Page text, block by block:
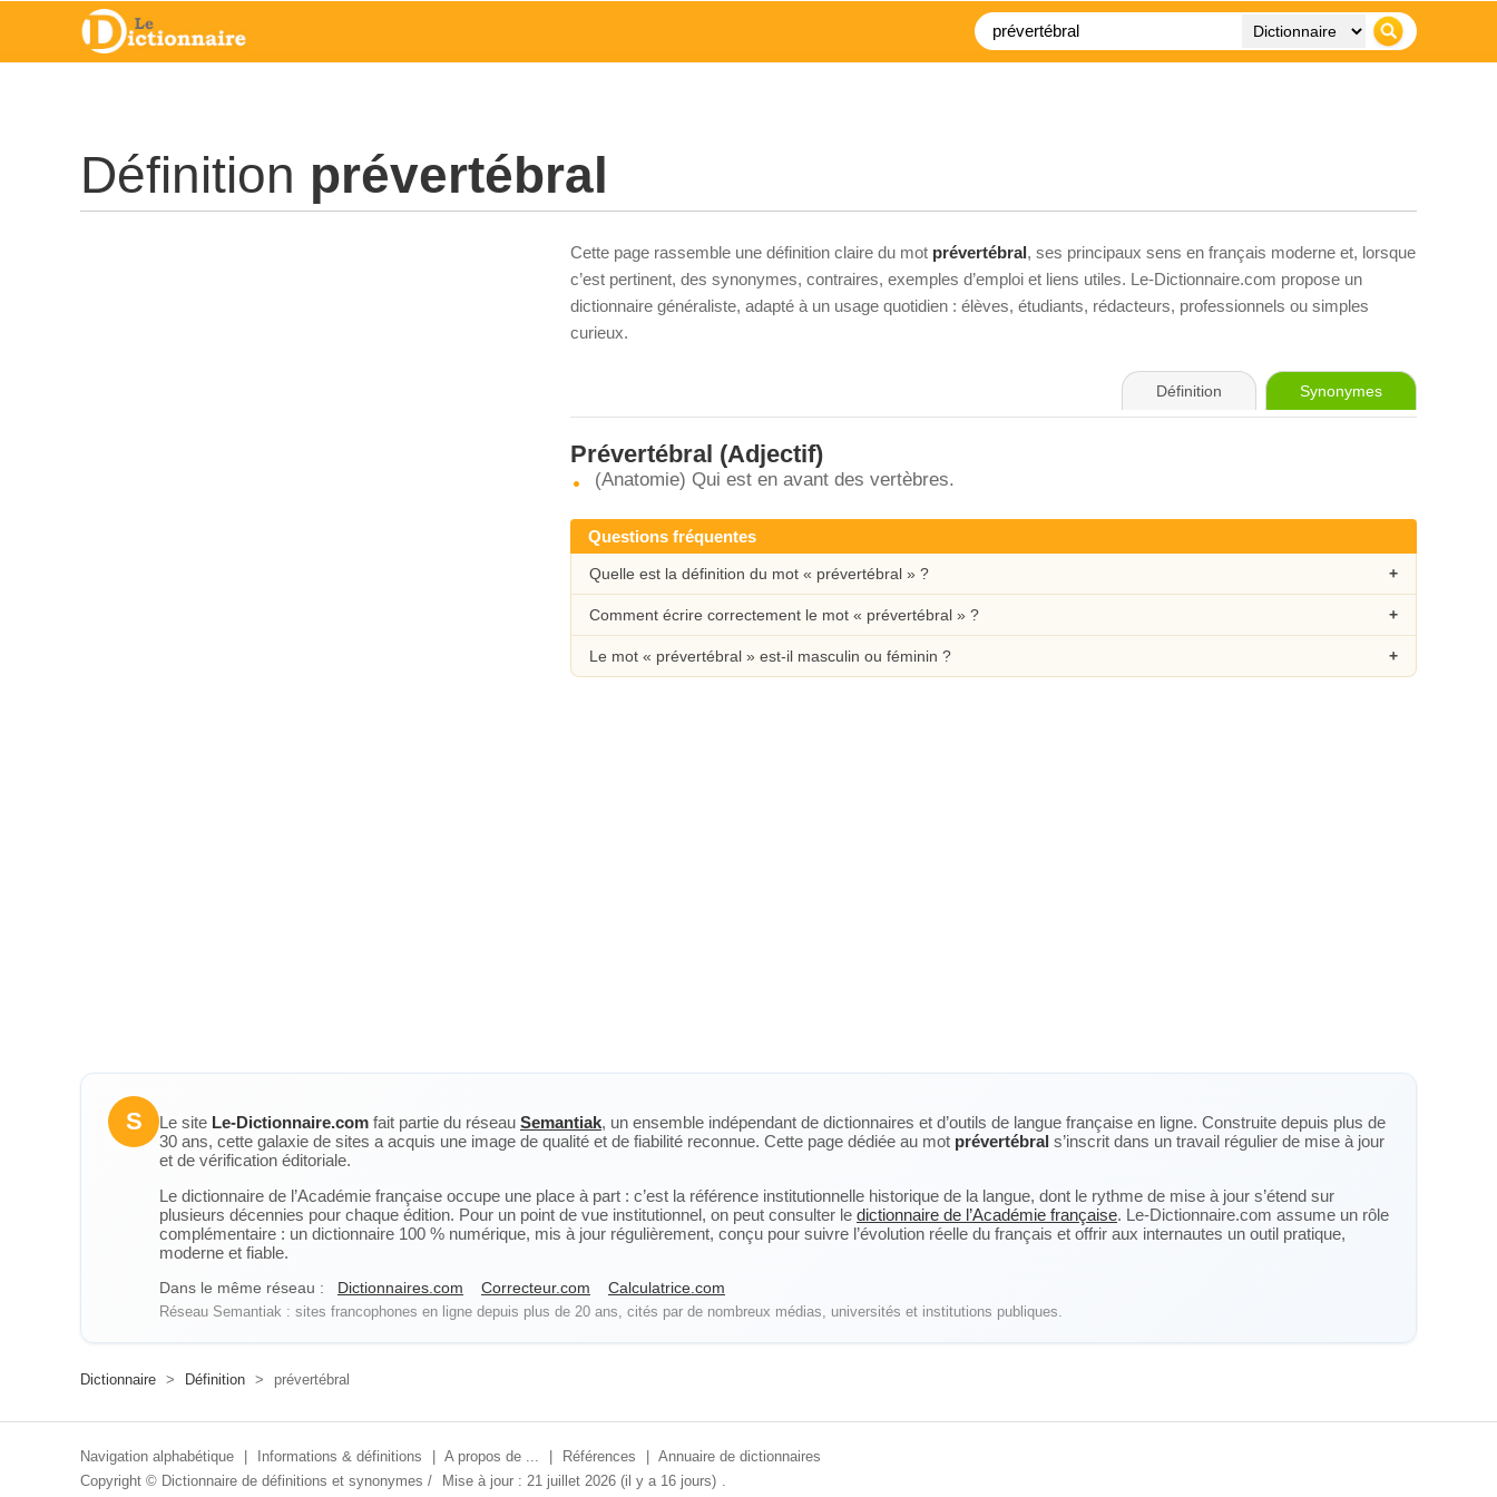
Définition prévertébral
Cette page rassemble une définition claire du mot prévertébral, ses principaux sens en français moderne et, lorsque
c’est pertinent, des synonymes, contraires, exemples d’emploi et liens utiles. Le-Dictionnaire.com propose un
dictionnaire généraliste, adapté à un usage quotidien : élèves, étudiants, rédacteurs, professionnels ou simples
curieux.
Définition Synonymes
Prévertébral (Adjectif)
(Anatomie) Qui est en avant des vertèbres.
Questions fréquentes
Quelle est la définition du mot « prévertébral » ?
Comment écrire correctement le mot « prévertébral » ?
Le mot « prévertébral » est-il masculin ou féminin ?
S Le site Le-Dictionnaire.com fait partie du réseau Semantiak, un ensemble indépendant de dictionnaires et d’outils de langue française en ligne. Construite depuis plus de
30 ans, cette galaxie de sites a acquis une image de qualité et de fiabilité reconnue. Cette page dédiée au mot prévertébral s’inscrit dans un travail régulier de mise à jour
et de vérification éditoriale.
Le dictionnaire de l’Académie française occupe une place à part : c’est la référence institutionnelle historique de la langue, dont le rythme de mise à jour s’étend sur
plusieurs décennies pour chaque édition. Pour un point de vue institutionnel, on peut consulter le dictionnaire de l’Académie française. Le-Dictionnaire.com assume un rôle
complémentaire : un dictionnaire 100 % numérique, mis à jour régulièrement, conçu pour suivre l’évolution réelle du français et offrir aux internautes un outil pratique,
moderne et fiable.
Dans le même réseau : Dictionnaires.com Correcteur.com Calculatrice.com
Réseau Semantiak : sites francophones en ligne depuis plus de 20 ans, cités par de nombreux médias, universités et institutions publiques.
Dictionnaire > Définition > prévertébral
Navigation alphabétique Informations & définitions A propos de ... Références
Annuaire de dictionnaires
Copyright © Dictionnaire de définitions et synonymes / Mise à jour : 21 juillet 2026 (il y a 16 jours) .